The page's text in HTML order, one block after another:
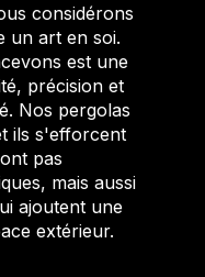
considérons
un art en soi.
est une
précision et
Nos pergolas
ils s'efforcent
pas
mais aussi
ajoutent une
extérieur.